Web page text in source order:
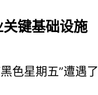
键基础设施
色星期五”遭遇